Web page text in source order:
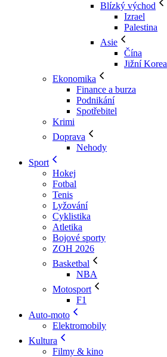
Blízký východ
Izrael
Palestina
Asie
Čína
Jižní Korea
Ekonomika
Finance a burza
Podnikání
Spotřebitel
Krimi
Doprava
Nehody
Sport
Hokej
Fotbal
Tenis
Lyžování
Cyklistika
Atletika
Bojové sporty
ZOH 2026
Basketbal
NBA
Motosport
F1
Auto-moto
Elektromobily
Kultura
Filmy & kino